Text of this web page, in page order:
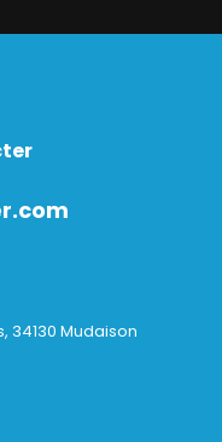
34130 Mudaison